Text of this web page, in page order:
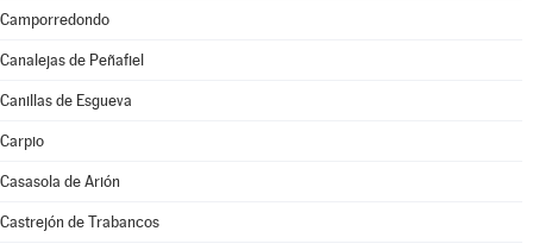
Camporredondo
Canalejas de Peñafiel
Canillas de Esgueva
Carpio
Casasola de Arión
Castrejón de Trabancos